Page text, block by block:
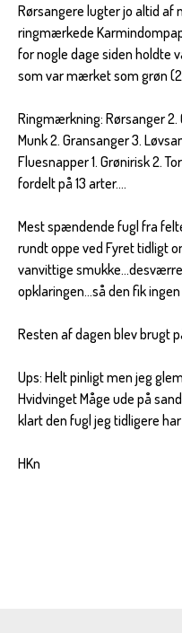
Rørsangere lugter jo altid af
ringmærkede
for nogle dage siden holdte
som var mærket som grøn
Ringmærkning: Rørsanger 2.
Munk 2. Gransanger 3.
Fluesnapper 1. Grønirisk 2.
fordelt på 13 arter....
Mest spændende fugl fra
rundt oppe ved Fyret tidligt
vanvittige
opklaringen...så den fik
Resten af dagen blev brugt
Ups: Helt pinligt men jeg
Hvidvinget Måge ude på
klart den fugl jeg tidligere har
HKn